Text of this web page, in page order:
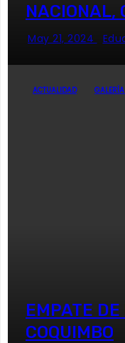
NACIONAL,
May 21, 2024
ACTUALIDAD
EMPATE
COQUIMBO